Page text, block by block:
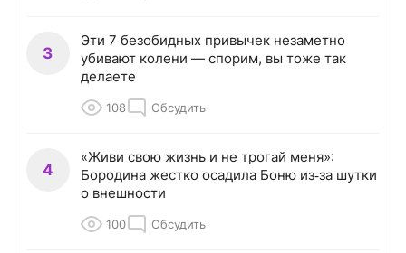
3
Эти 7 безобидных привычек незаметно
убивают колени — спорим, вы тоже так
делаете
108 Обсудить
4
«Живи свою жизнь и не трогай меня»:
Бородина жестко осадила Боню из‑за шутки
о внешности
100 Обсудить